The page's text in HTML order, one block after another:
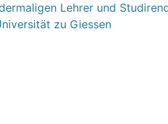
Lehrer und
zu Giessen